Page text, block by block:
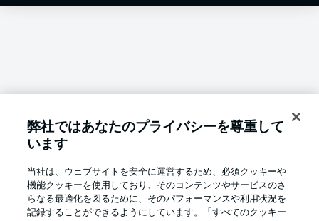
弊社ではあなたのプライバシーを尊重して
います
当社は、ウェブサイトを安全に運営するため、必須クッキーや
機能クッキーを使用しており、そのコンテンツやサービスのさ
らなる最適化を図るために、そのパフォーマンスや利用状況を
記録することができるようにしています。「すべてのクッキー